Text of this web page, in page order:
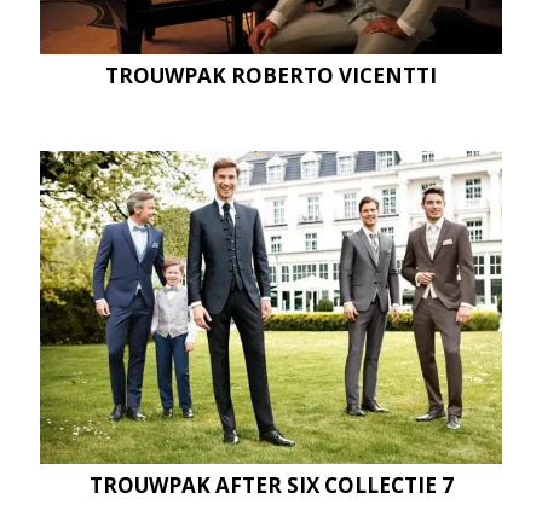
TROUWPAK ROBERTO VICENTTI
TROUWPAK AFTER SIX COLLECTIE 7